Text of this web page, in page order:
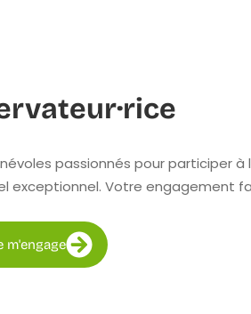
passionnés pour participer à
exceptionnel. Votre engagement
m'engage